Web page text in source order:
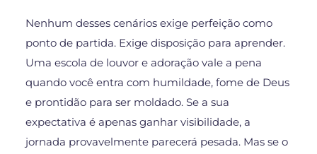
Nenhum desses cenários exige perfeição como
ponto de partida. Exige disposição para aprender.
Uma escola de louvor e adoração vale a pena
quando você entra com humildade, fome de Deus
e prontidão para ser moldado. Se a sua
expectativa é apenas ganhar visibilidade, a
jornada provavelmente parecerá pesada. Mas se o